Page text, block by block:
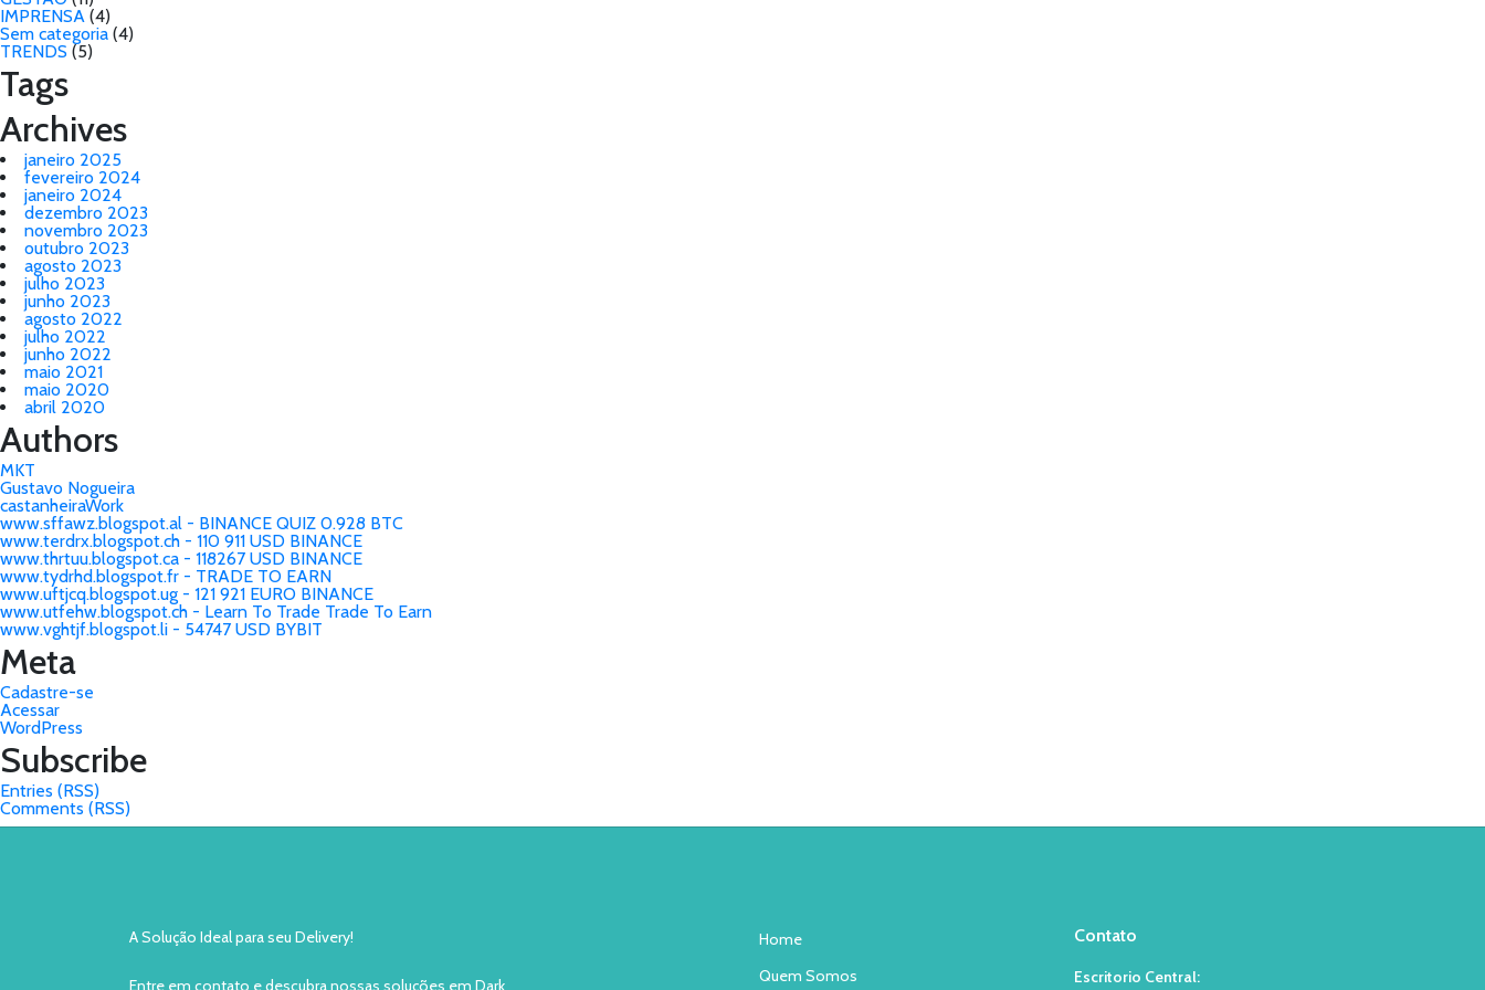
IMPRENSA (4)
Sem categoria (4)
TRENDS (5)
Tags
Archives
janeiro 2025
fevereiro 2024
janeiro 2024
dezembro 2023
novembro 2023
outubro 2023
agosto 2023
julho 2023
junho 2023
agosto 2022
julho 2022
junho 2022
maio 2021
maio 2020
abril 2020
Authors
MKT
Gustavo Nogueira
castanheiraWork
www.sffawz.blogspot.al - BINANCE QUIZ 0.928 BTC
www.terdrx.blogspot.ch - 110 911 USD BINANCE
www.thrtuu.blogspot.ca - 118267 USD BINANCE
www.tydrhd.blogspot.fr - TRADE TO EARN
www.uftjcq.blogspot.ug - 121 921 EURO BINANCE
www.utfehw.blogspot.ch - Learn To Trade Trade To Earn
www.vghtjf.blogspot.li - 54747 USD BYBIT
Meta
Cadastre-se
Acessar
WordPress
Subscribe
Entries (RSS)
Comments (RSS)
A Solução Ideal para seu Delivery!
Entre em contato e descubra nossas soluções em Dark
Home
Quem Somos
Contato
Escritorio Central: